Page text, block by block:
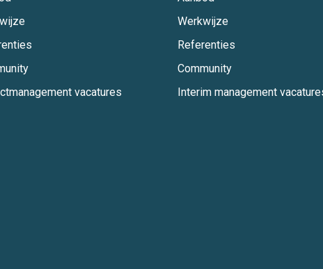
vacatures
Werkwijze
Referenties
Community
Interim management